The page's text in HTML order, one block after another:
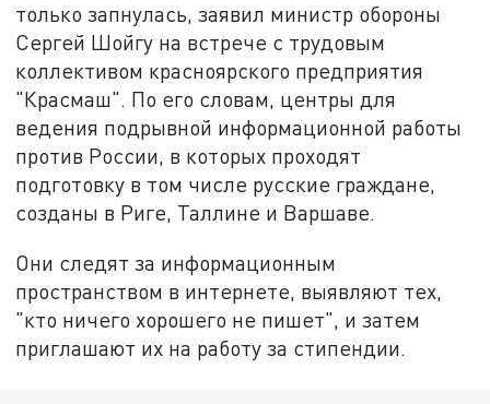
только запнулась, заявил министр обороны
Сергей Шойгу на встрече с трудовым
коллективом красноярского предприятия
"Красмаш". По его словам, центры для
ведения подрывной информационной работы
против России, в которых проходят
подготовку в том числе русские граждане,
созданы в Риге, Таллине и Варшаве.
Они следят за информационным
пространством в интернете, выявляют тех,
"кто ничего хорошего не пишет", и затем
приглашают их на работу за стипендии.